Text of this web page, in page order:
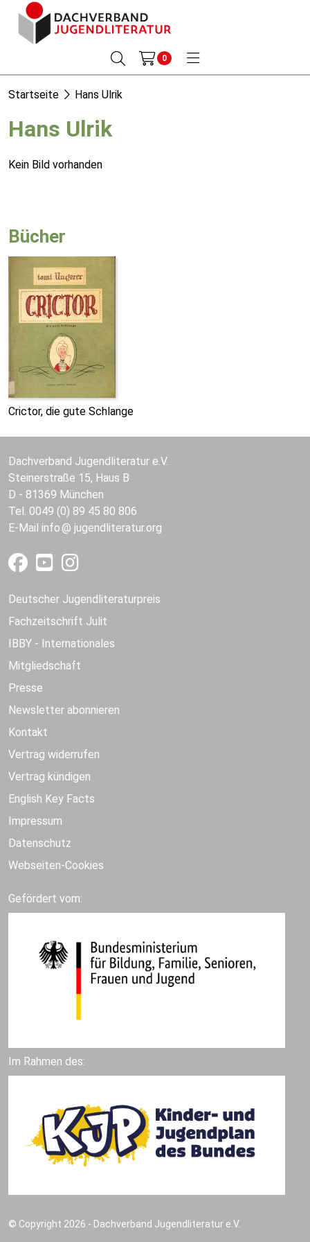
0
Startseite Hans Ulrik
Hans Ulrik
Kein Bild vorhanden
Bücher
Crictor, die gute Schlange
Dachverband Jugendliteratur e.V.
Steinerstraße 15, Haus B
D - 81369 München
Tel. 0049 (0) 89 45 80 806
E-Mail info jugendliteratur.org
Deutscher Jugendliteraturpreis
Fachzeitschrift Julit
IBBY - Internationales
Mitgliedschaft
Presse
Newsletter abonnieren
Kontakt
Vertrag widerrufen
Vertrag kündigen
English Key Facts
Impressum
Datenschutz
Webseiten-Cookies
Gefördert vom:
Im Rahmen des:
© Copyright 2026 - Dachverband Jugendliteratur e.V.